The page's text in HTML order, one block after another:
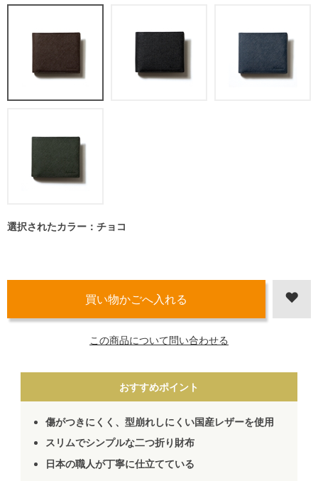
選択されたカラー：チョコ
この商品について問い合わせる
おすすめポイント
傷がつきにくく、型崩れしにくい国産レザーを使用
スリムでシンプルな二つ折り財布
日本の職人が丁寧に仕立てている